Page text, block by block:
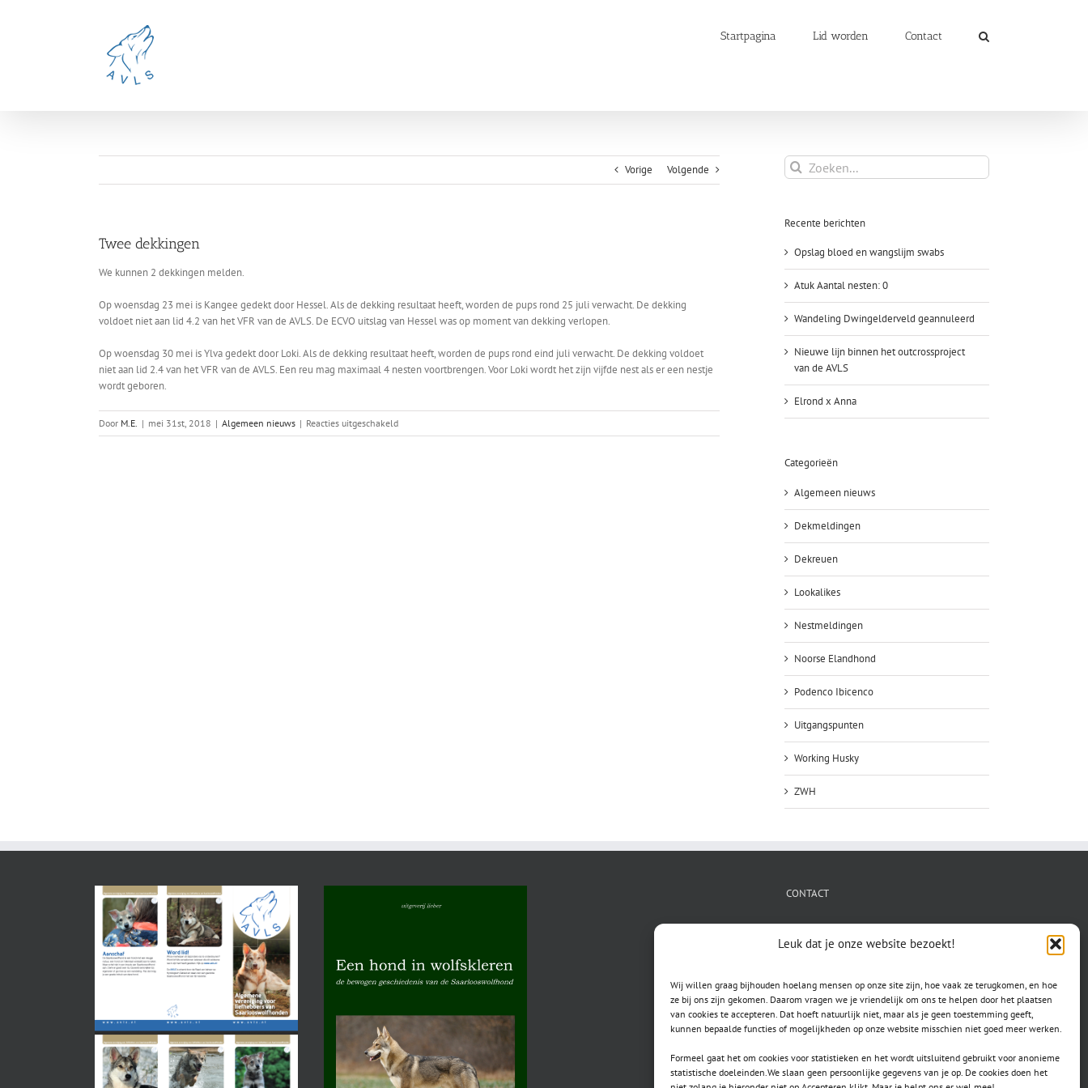
Leuk dat je onze website bezoekt!
Wij willen graag bijhouden hoelang mensen op onze site zijn, hoe vaak ze terugkomen, en hoe
ze bij ons zijn gekomen. Daarom vragen we je vriendelijk om ons te helpen door het plaatsen
van cookies te accepteren. Dat hoeft natuurlijk niet, maar als je geen toestemming geeft,
kunnen bepaalde functies of mogelijkheden op onze website misschien niet goed meer werken.
Formeel gaat het om cookies voor statistieken en het wordt uitsluitend gebruikt voor anonieme
statistische doeleinden.We slaan geen persoonlijke gegevens van je op. De cookies doen het
Startpagina Lid worden Contact
Vorige Volgende
Twee dekkingen
We kunnen 2 dekkingen melden.
Op woensdag 23 mei is Kangee gedekt door Hessel. Als de dekking resultaat heeft, worden de pups rond 25 juli verwacht. De dekking
voldoet niet aan lid 4.2 van het VFR van de AVLS. De ECVO uitslag van Hessel was op moment van dekking verlopen.
Op woensdag 30 mei is Ylva gedekt door Loki. Als de dekking resultaat heeft, worden de pups rond eind juli verwacht. De dekking voldoet
niet aan lid 2.4 van het VFR van de AVLS. Een reu mag maximaal 4 nesten voortbrengen. Voor Loki wordt het zijn vijfde nest als er een nestje
wordt geboren.
Door M.E. | mei 31st, 2018 | Algemeen nieuws | Reacties uitgeschakeldvoor
Twee
Zoeken
naar:
Recente berichten
Opslag bloed en wangslijm swabs
Atuk Aantal nesten: 0
Wandeling Dwingelderveld geannuleerd
Nieuwe lijn binnen het outcrossproject
van de AVLS
Elrond x Anna
Categorieën
Algemeen nieuws
Dekmeldingen
Dekreuen
Lookalikes
Nestmeldingen
Noorse Elandhond
Podenco Ibicenco
Uitgangspunten
Working Husky
ZWH
CONTACT